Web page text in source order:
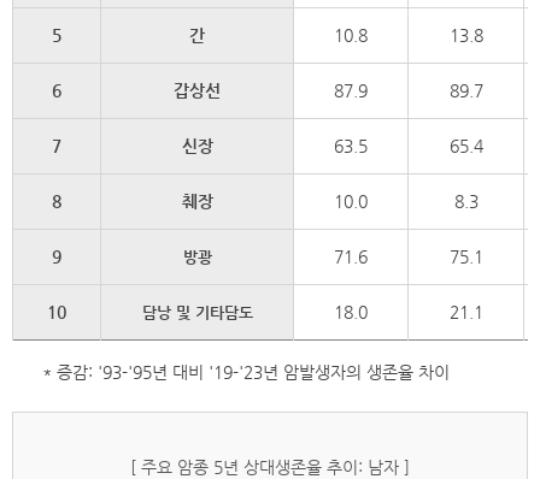
5 간 10.8 13.8
6 갑상선 87.9 89.7
7 신장 63.5 65.4
8 췌장 10.0 8.3
9 방광 71.6 75.1
10 담낭 및 기타담도 18.0 21.1
* 증감: '93-'95년 대비 '19-'23년 암발생자의 생존율 차이
[ 주요 암종 5년 상대생존율 추이: 남자 ]